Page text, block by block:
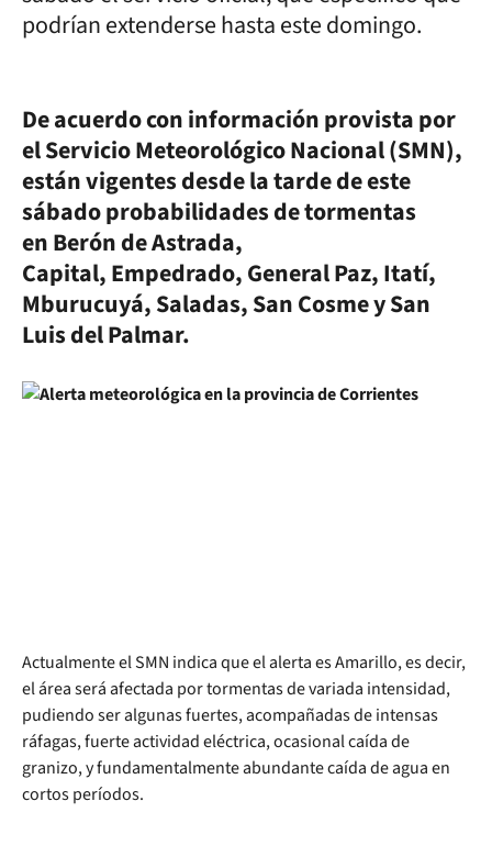
podrían extenderse hasta este domingo.
De acuerdo con información provista por
el Servicio Meteorológico Nacional (SMN),
están vigentes desde la tarde de este
sábado probabilidades de tormentas
en Berón de Astrada,
Capital, Empedrado, General Paz, Itatí,
Mburucuyá, Saladas, San Cosme y San
Luis del Palmar.
Actualmente el SMN indica que el alerta es Amarillo, es decir,
el área será afectada por tormentas de variada intensidad,
pudiendo ser algunas fuertes, acompañadas de intensas
ráfagas, fuerte actividad eléctrica, ocasional caída de
granizo, y fundamentalmente abundante caída de agua en
cortos períodos.